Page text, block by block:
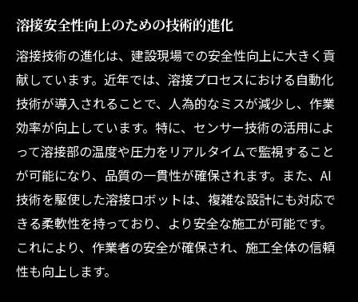
溶接安全性向上のための技術的進化
溶接技術の進化は、建設現場での安全性向上に大きく貢
献しています。近年では、溶接プロセスにおける自動化
技術が導入されることで、人為的なミスが減少し、作業
効率が向上しています。特に、センサー技術の活用によ
って溶接部の温度や圧力をリアルタイムで監視すること
が可能になり、品質の一貫性が確保されます。また、AI
技術を駆使した溶接ロボットは、複雑な設計にも対応で
きる柔軟性を持っており、より安全な施工が可能です。
これにより、作業者の安全が確保され、施工全体の信頼
性も向上します。